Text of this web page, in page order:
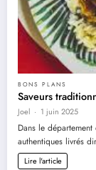
BONS PLANS
Saveurs
Joel 1 juin 2025
Dans le
authentiques livrés
Lire l'article